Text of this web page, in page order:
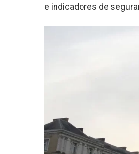
e indicadores de